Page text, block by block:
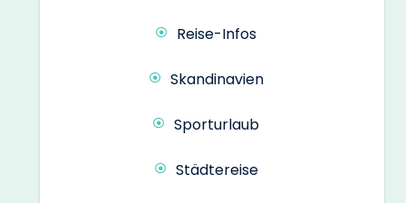
Reise-Infos
Skandinavien
Sporturlaub
Städtereise